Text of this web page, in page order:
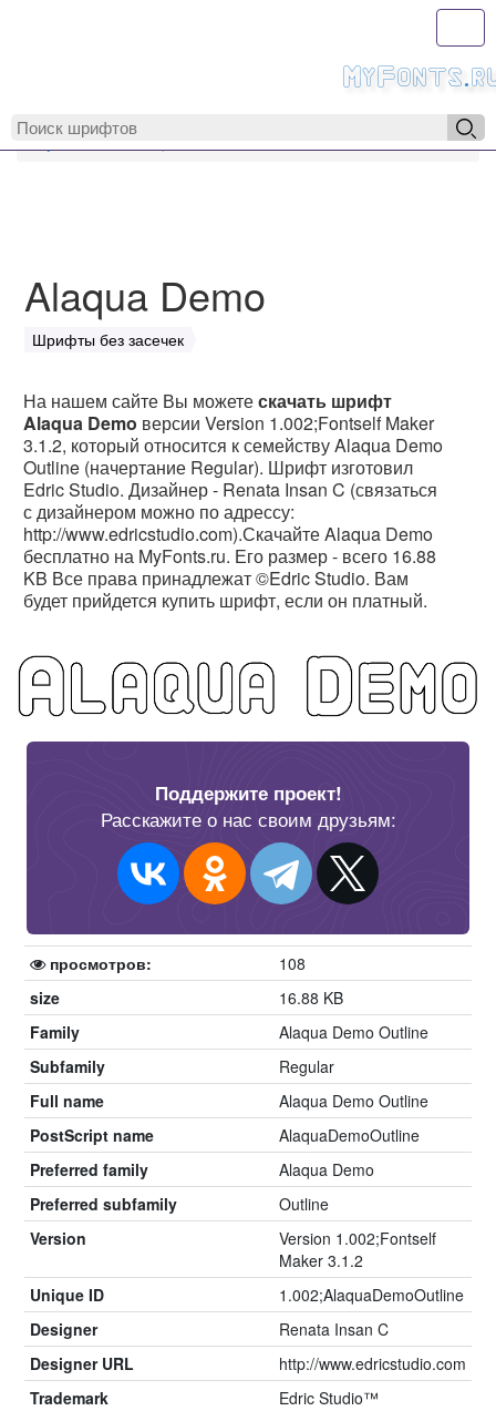
MyFonts.ru
Alaqua Demo
Шрифты без засечек
На нашем сайте Вы можетескачать шрифт
Alaqua Demo версии Version 1.002;Fontself Maker
3.1.2, который относится к семейству Alaqua Demo
Outline (начертание Regular). Шрифт изготовил
Edric Studio. Дизайнер - Renata Insan C (связаться
с дизайнером можно по адрессу:
http://www.edricstudio.com).Скачайте Alaqua Demo
бесплатно на MyFonts.ru. Его размер - всего 16.88
KB Все права принадлежат ©Edric Studio. Вам
будет прийдется купить шрифт, если он платный.
Поддержите проект!
Расскажите о нас своим друзьям:
просмотров:
108
size
16.88 KB
Family
Alaqua Demo Outline
Subfamily
Regular
Full name
Alaqua Demo Outline
PostScript name
AlaquaDemoOutline
Preferred family
Alaqua Demo
Preferred subfamily
Outline
Version
Version 1.002;Fontself
Maker 3.1.2
Unique ID
1.002;AlaquaDemoOutline
Designer
Renata Insan C
Designer URL
http://www.edricstudio.com
Trademark
Edric Studio™